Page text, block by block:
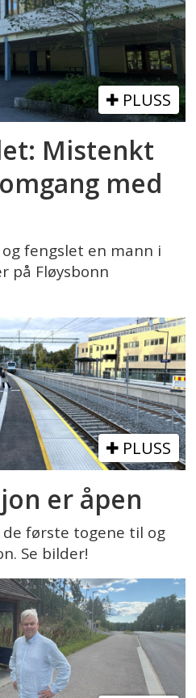
PLUSS
Mistenkt
med
fengslet en mann i
på Fløysbonn
PLUSS
er åpen
første togene til og
Se bilder!